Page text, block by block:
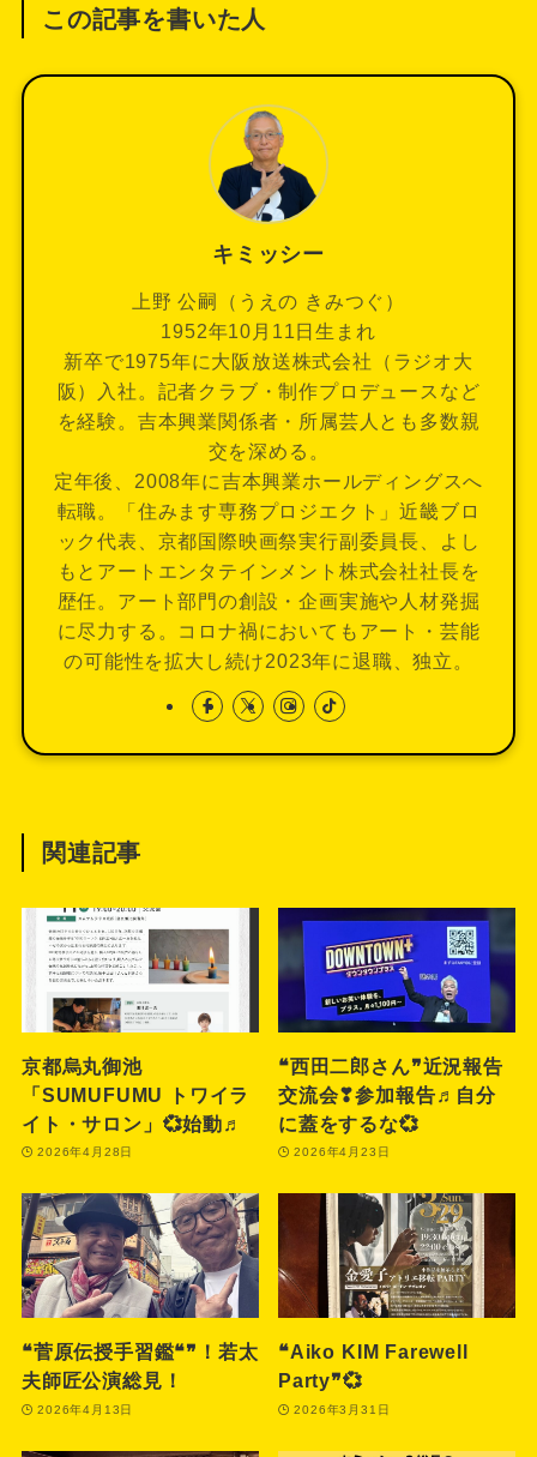
この記事を書いた人
キミッシー
上野 公嗣（うえの きみつぐ）
1952年10月11日生まれ
新卒で1975年に大阪放送株式会社（ラジオ大
阪）入社。記者クラブ・制作プロデュースなど
を経験。吉本興業関係者・所属芸人とも多数親
交を深める。
定年後、2008年に吉本興業ホールディングスへ
転職。「住みます専務プロジエクト」近畿ブロ
ック代表、京都国際映画祭実行副委員長、よし
もとアートエンタテインメント株式会社社長を
歴任。アート部門の創設・企画実施や人材発掘
に尽力する。コロナ禍においてもアート・芸能
の可能性を拡大し続け2023年に退職、独立。
関連記事
京都烏丸御池
「SUMUFUMU トワイラ
イト・サロン」💞始動♬
2026年4月28日
❝西田二郎さん❞近況報告
交流会❣参加報告♬自分
に蓋をするな💞
2026年4月23日
❝菅原伝授手習鑑❝❞！若太
夫師匠公演総見！
2026年4月13日
❝Aiko KIM Farewell
Party❞💞
2026年3月31日